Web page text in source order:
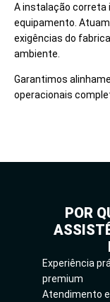
A instalação correta
equipamento.
exigências do
ambiente.
Garantimos
operacionais
POR
Experiência
premium
Atendimento